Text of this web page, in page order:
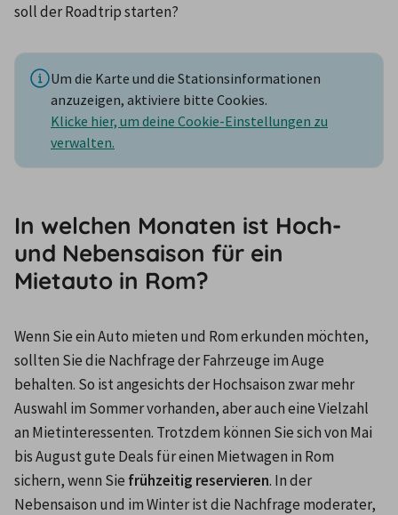
soll der Roadtrip starten?
Um die Karte und die Stationsinformationen
anzuzeigen, aktiviere bitte Cookies.
Klicke hier, um deine Cookie-Einstellungen zu
verwalten.
In welchen Monaten ist Hoch-
und Nebensaison für ein
Mietauto in Rom?
Wenn Sie ein Auto mieten und Rom erkunden möchten,
sollten Sie die Nachfrage der Fahrzeuge im Auge
behalten. So ist angesichts der Hochsaison zwar mehr
Auswahl im Sommer vorhanden, aber auch eine Vielzahl
an Mietinteressenten. Trotzdem können Sie sich von Mai
bis August gute Deals für einen Mietwagen in Rom
sichern, wenn Sie frühzeitig reservieren. In der
Nebensaison und im Winter ist die Nachfrage moderater,